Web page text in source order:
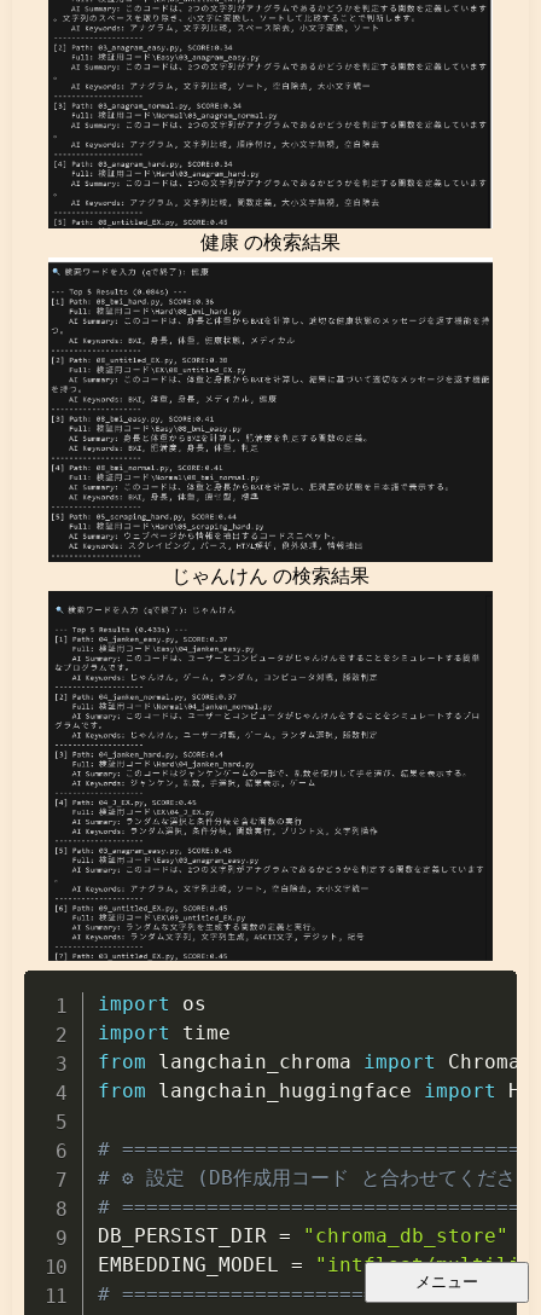
メニュー
健康 の検索結果
じゃんけん の検索結果
import
import
from langchain_chroma import
from langchain_huggingface import
#
# ⚙️ 設定 (DB作成用コード と合わせてくださ
#
DB_PERSIST_DIR =
"chroma_db_store"
EMBEDDING_MODEL =
"intfloat/
#